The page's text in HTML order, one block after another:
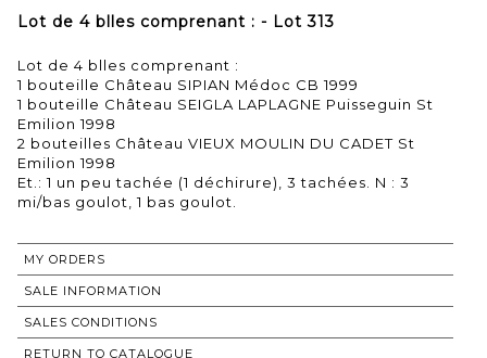
Lot de 4 blles comprenant : - Lot 313
Lot de 4 blles comprenant :
1 bouteille Château SIPIAN Médoc CB 1999
1 bouteille Château SEIGLA LAPLAGNE Puisseguin St
Emilion 1998
2 bouteilles Château VIEUX MOULIN DU CADET St
Emilion 1998
Et.: 1 un peu tachée (1 déchirure), 3 tachées. N : 3
MY ORDERS
SALE INFORMATION
SALES CONDITIONS
RETURN TO CATALOGUE